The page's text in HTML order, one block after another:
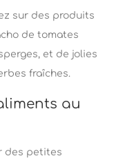
sur des produits
de tomates
et de jolies
fraîches.
au
des petites